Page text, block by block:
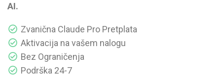
AI.
Zvanična Claude Pro Pretplata
Aktivacija na vašem nalogu
Bez Ograničenja
Podrška 24-7